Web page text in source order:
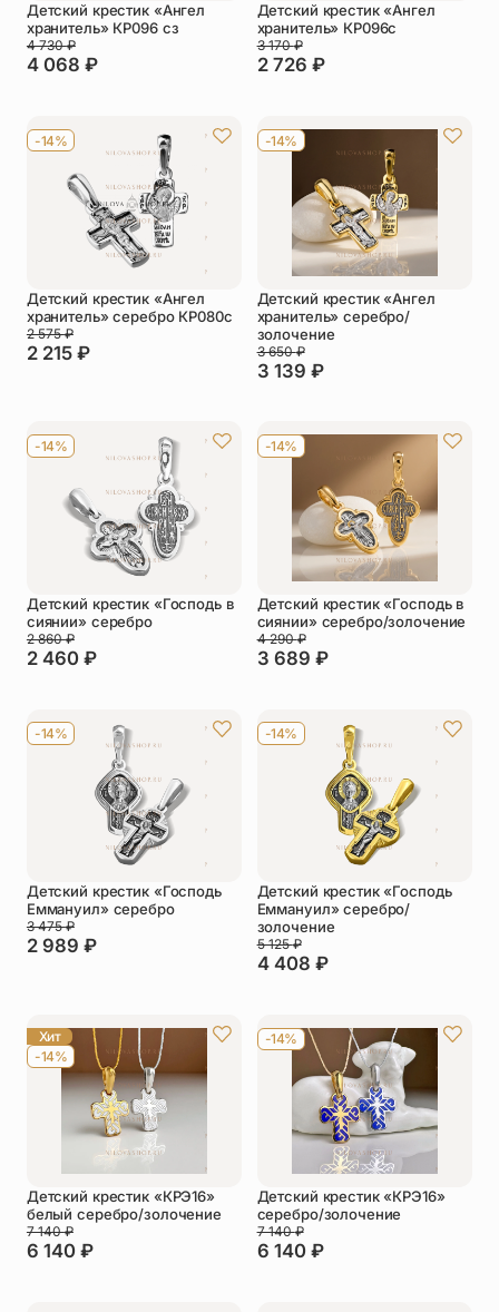
Детский крестик «Ангел
хранитель» КР096 сз
4 068 ₽
4 730₽
Детский крестик «Ангел
хранитель» КР096с
2 726 ₽
3 170₽
-14%
Детский крестик «Ангел
хранитель» серебро КР080с
2 215 ₽
2 575₽
-14%
Детский крестик «Ангел
хранитель» серебро/
золочение
3 139 ₽
3 650₽
-14%
Детский крестик «Господь в
сиянии» серебро
2 460 ₽
2 860₽
-14%
Детский крестик «Господь в
сиянии» серебро/золочение
3 689 ₽
4 290₽
-14%
Детский крестик «Господь
Еммануил» серебро
2 989 ₽
3 475₽
-14%
Детский крестик «Господь
Еммануил» серебро/
золочение
4 408 ₽
5 125₽
Хит
-14%
Детский крестик «КРЭ16»
белый серебро/золочение
6 140 ₽
7 140₽
-14%
Детский крестик «КРЭ16»
серебро/золочение
6 140 ₽
7 140₽